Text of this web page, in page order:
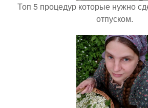
Топ 5 процедур которые нужно
отпуском.